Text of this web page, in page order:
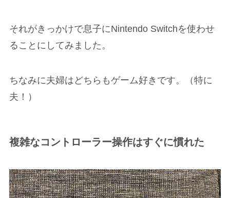
それがきっかけで息子にNintendo Switchを使わせ
ることにしてみました。
ちなみに夫婦はどちらもゲーム好きです。（特に
夫！）
複雑なコントローラー操作はすぐに慣れた